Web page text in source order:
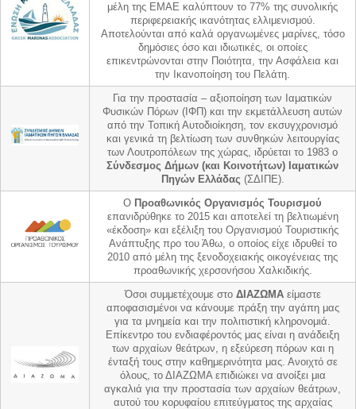
μέλη της ΕΜΑΕ καλύπτουν το 77% της συνολικής
περιφερειακής ικανότητας ελλιμενισμού.
Αποτελούνται από καλά οργανωμένες μαρίνες, τόσο
δημόσιες όσο και ιδιωτικές, οι οποίες
επικεντρώνονται στην Ποιότητα, την Ασφάλεια και
την Ικανοποίηση του Πελάτη.
Για την προστασία – αξιοποίηση των Ιαματικών
Φυσικών Πόρων (ΙΦΠ) και την εκμετάλλευση αυτών
από την Τοπική Αυτοδιοίκηση, τον εκσυγχρονισμό
και γενικά τη βελτίωση των συνθηκών λειτουργίας
των Λουτροπόλεων της χώρας, ιδρύεται το 1983 ο
Σύνδεσμος Δήμων (και Κοινοτήτων) Ιαματικών
Πηγών Ελλάδας (ΣΔΙΠΕ).
Ο Προαθωνικός Οργανισμός Τουρισμού
επανιδρύθηκε το 2015 και αποτελεί τη βελτιωμένη
«έκδοση» και εξέλιξη του Οργανισμού Τουριστικής
Ανάπτυξης προ του Άθω, ο οποίος είχε ιδρυθεί το
2010 από μέλη της ξενοδοχειακής οικογένειας της
προαθωνικής χερσονήσου Χαλκιδικής.
Όσοι συμμετέχουμε στο ΔΙΑΖΩΜΑείμαστε
αποφασισμένοι να κάνουμε πράξη την αγάπη μας
για τα μνημεία και την πολιτιστική κληρονομιά.
Επίκεντρο του ενδιαφέροντός μας είναι η ανάδειξη
των αρχαίων θεάτρων, η εξεύρεση πόρων και η
ένταξή τους στην καθημερινότητα μας. Ανοιχτό σε
όλους, το ΔΙΑΖΩΜΑ επιδιώκει να ανοίξει μια
αγκαλιά για την προστασία των αρχαίων θεάτρων,
αυτού του κορυφαίου επιτεύγματος της αρχαίας